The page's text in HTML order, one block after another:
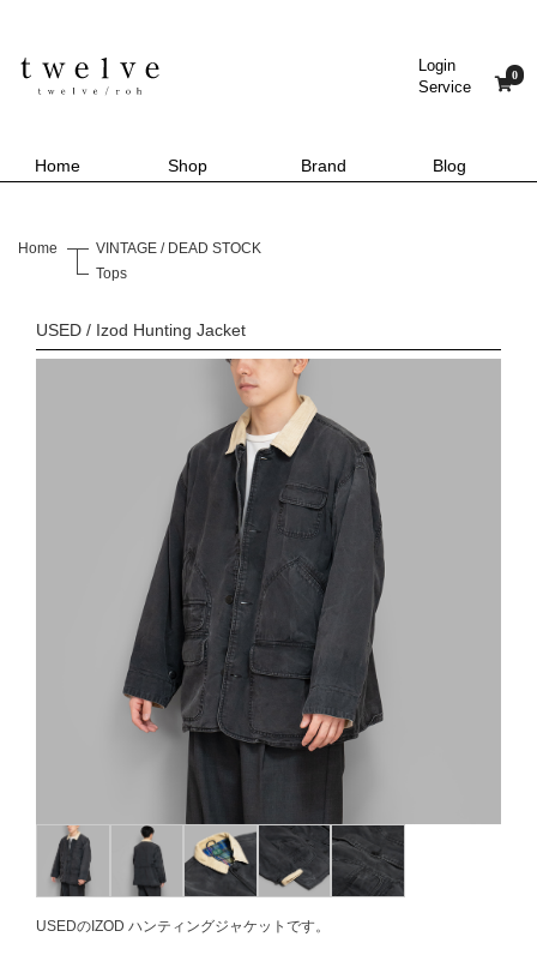
Login
Service
0
Home Shop Brand Blog
Home
VINTAGE / DEAD STOCK
Tops
USED / Izod Hunting Jacket
USEDのIZOD ハンティングジャケットです。